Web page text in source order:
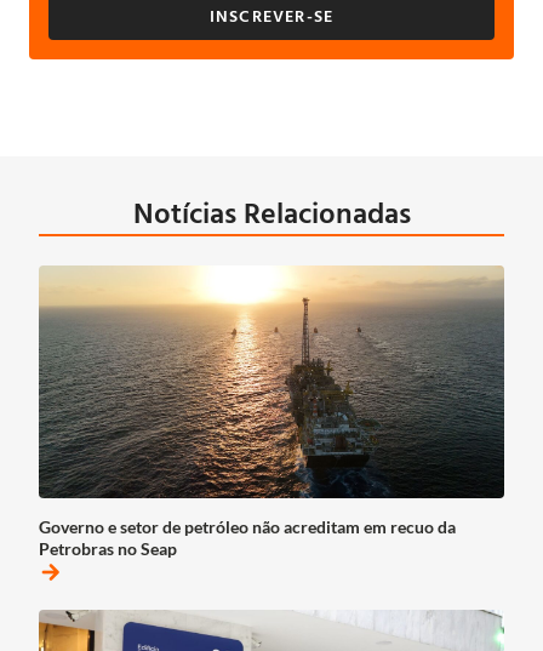
INSCREVER-SE
Notícias Relacionadas
Governo e setor de petróleo não acreditam em recuo da
Petrobras no Seap
arrow_forward